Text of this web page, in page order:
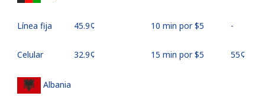
Línea fija ⁦45.9¢⁩ 10 min por ⁦$5⁩ -
Celular ⁦32.9¢⁩ 15 min por ⁦$5⁩ ⁦55¢⁩
Albania